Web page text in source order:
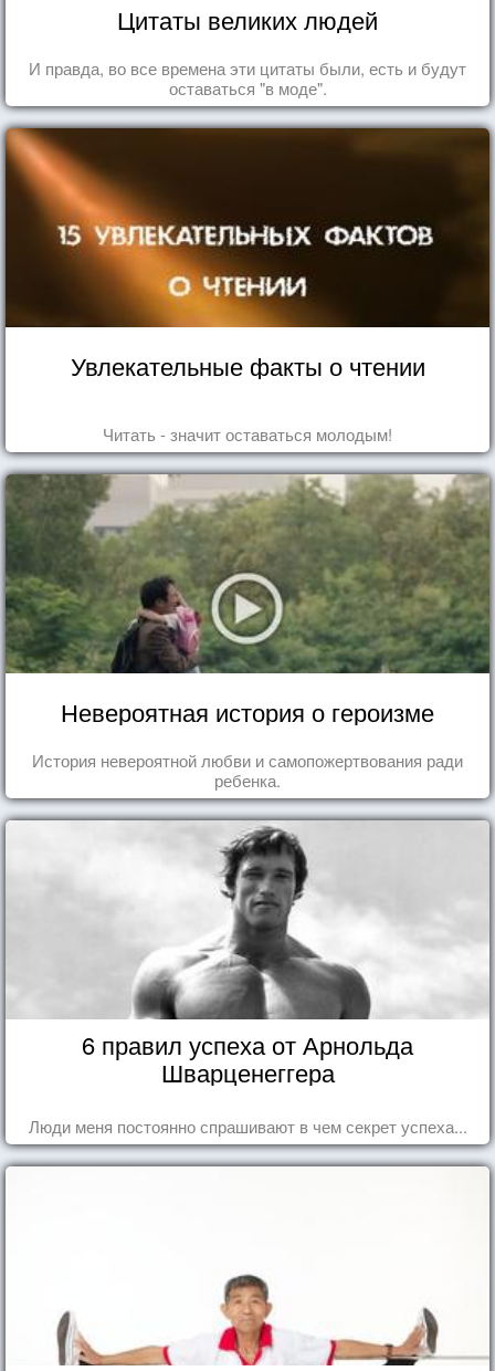
Цитаты великих людей
И правда, во все времена эти цитаты были, есть и будут
оставаться "в моде".
Увлекательные факты о чтении
Читать - значит оставаться молодым!
Невероятная история о героизме
История невероятной любви и самопожертвования ради
ребенка.
6 правил успеха от Арнольда
Шварценеггера
Люди меня постоянно спрашивают в чем секрет успеха...